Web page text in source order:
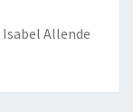
Isabel Allende